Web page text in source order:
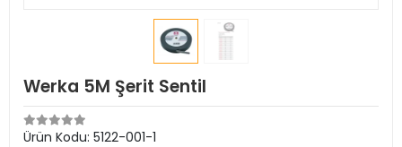
Werka 5M Şerit Sentil
Ürün Kodu: 5122-001-1